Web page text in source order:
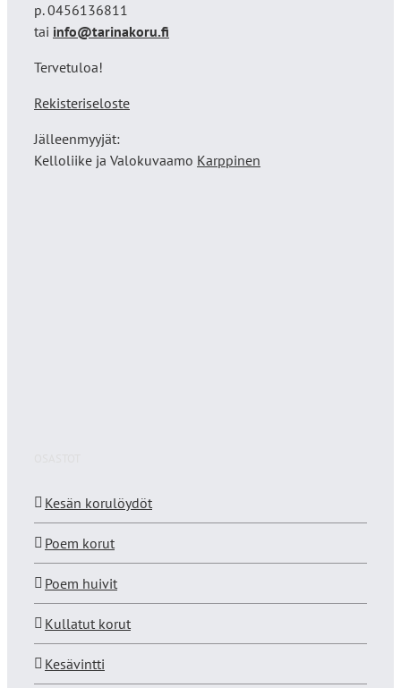
p. 0456136811
tai info@tarinakoru.fi
Tervetuloa!
Rekisteriseloste
Jälleenmyyjät:
Kelloliike ja Valokuvaamo Karppinen
Kesän korulöydöt
Poem korut
Poem huivit
Kullatut korut
Kesävintti